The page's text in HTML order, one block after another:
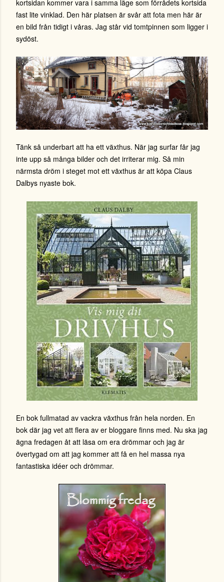
kortsidan kommer vara i samma läge som förrådets kortsida
fast lite vinklad. Den här platsen är svår att fota men här är
en bild från tidigt i våras. Jag står vid tomtpinnen som ligger i
sydöst.
Tänk så underbart att ha ett växthus. När jag surfar får jag
inte upp så många bilder och det irriterar mig. Så min
närmsta dröm i steget mot ett växthus är att köpa Claus
Dalbys nyaste bok.
En bok fullmatad av vackra växthus från hela norden. En
bok där jag vet att flera av er bloggare finns med. Nu ska jag
ägna fredagen åt att läsa om era drömmar och jag är
övertygad om att jag kommer att få en hel massa nya
fantastiska idéer och drömmar.